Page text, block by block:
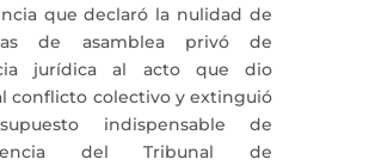
que declaró la nulidad de
de asamblea privó de
jurídica al acto que dio
conflicto colectivo y extinguió
indispensable de
del Tribunal de